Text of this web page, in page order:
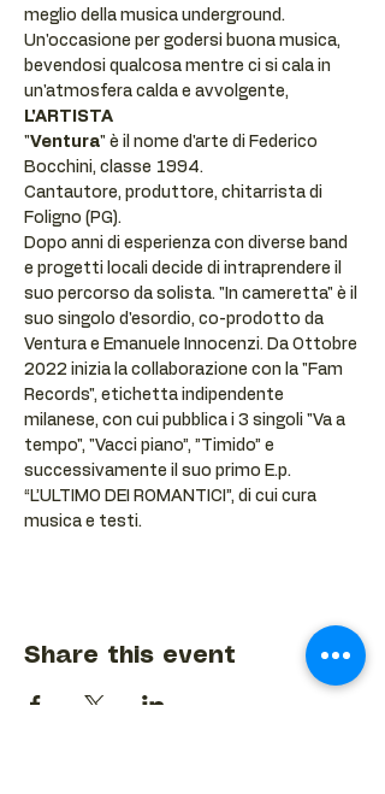
meglio della musica underground.
Un'occasione per godersi buona musica,
bevendosi qualcosa mentre ci si cala in
un'atmosfera calda e avvolgente,
L'ARTISTA
"Ventura" è il nome d'arte di Federico
Bocchini, classe 1994.
Cantautore, produttore, chitarrista di
Foligno (PG).
Dopo anni di esperienza con diverse band
e progetti locali decide di intraprendere il
suo percorso da solista. "In cameretta" è il
suo singolo d'esordio, co-prodotto da
Ventura e Emanuele Innocenzi. Da Ottobre
2022 inizia la collaborazione con la "Fam
Records", etichetta indipendente
milanese, con cui pubblica i 3 singoli "Va a
tempo", "Vacci piano”, ”Timido” e
successivamente il suo primo E.p.
“L’ULTIMO DEI ROMANTICI”, di cui cura
musica e testi.
Share this event